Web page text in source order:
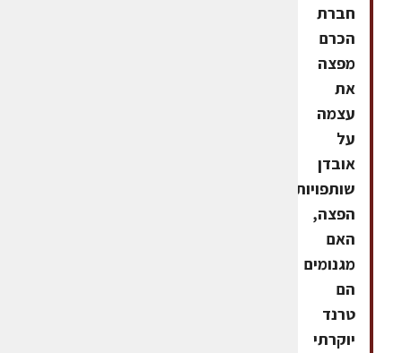
חברת
הכרם
מפצה
את
עצמה
על
אובדן
שותפויות
הפצה,
האם
מגנומים
הם
טרנד
יוקרתי